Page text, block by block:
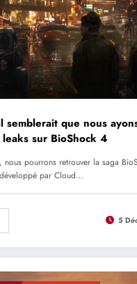
que nous
leaks sur BioShock 4
nous pourrons retrouver la saga
par Cloud…
5